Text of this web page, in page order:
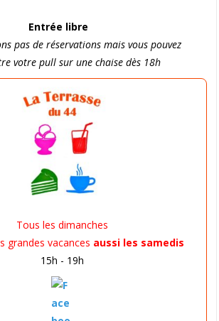
Entrée libre
pas de réservations mais vous pouvez
votre pull sur une chaise dès 18h
Tous les dimanches
grandes vacances aussi les samedis
15h - 19h